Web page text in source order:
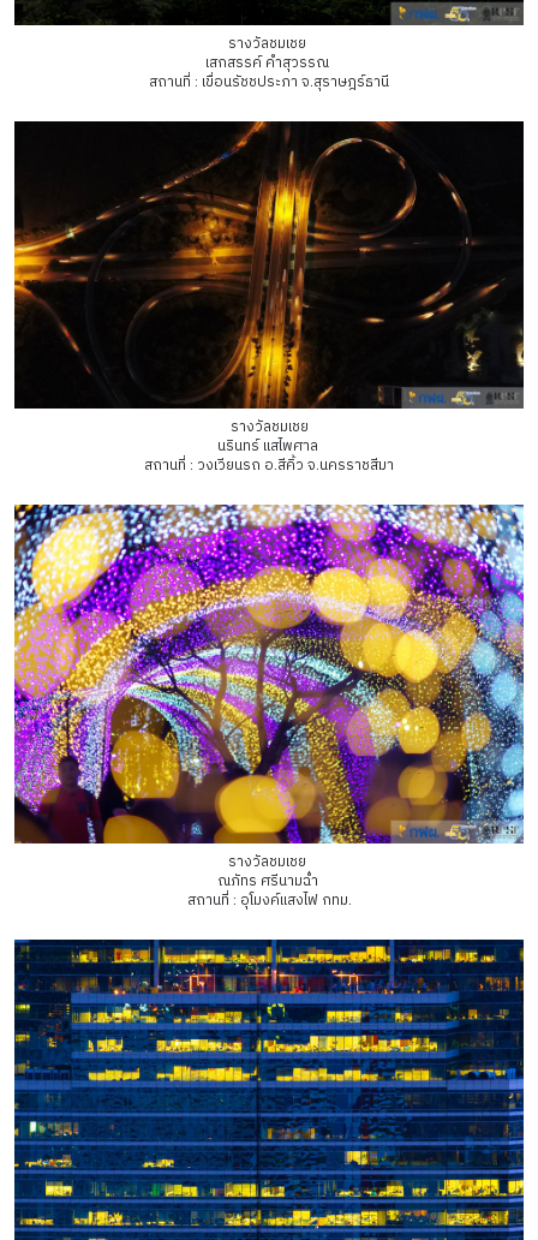
รางวัลชมเชย
เสกสรรค์ คำสุวรรณ
สถานที่ : เขื่อนรัชชประภา จ.สุราษฎร์ธานี
รางวัลชมเชย
นรินทร์ แสไพศาล
สถานที่ : วงเวียนรถ อ.สีคิ้ว จ.นครราชสีมา
รางวัลชมเชย
ณภัทร ศรีนามฉ่ำ
สถานที่ : อุโมงค์แสงไฟ กทม.